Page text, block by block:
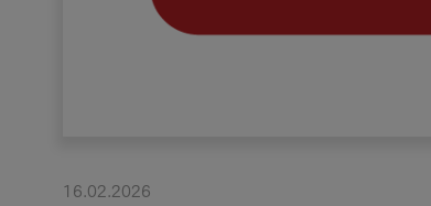
16.02.2026